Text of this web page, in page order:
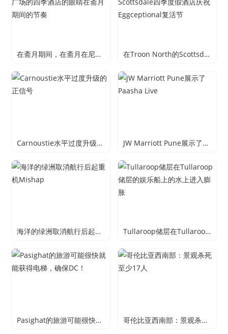
在斋月期间，在斋月在尼罗广场的四季酒店的眼睛在斋月期间的节奏 在Troon North的Scottsdale四季度假酒店庆祝Eggceptional复活节
Carnoustie水平过度升级的正信号 JW Marriott Pune展示了Paasha Live
海洋的绿洲取消航行后起重机Mishap Tullaroop储层在Tullaroop储层的娱乐船上的水上进入膨胀
Pasighat的旅游可能很快就能获得电梯，确保DC！ 哥伦比亚西南部：景观杀死至少17人